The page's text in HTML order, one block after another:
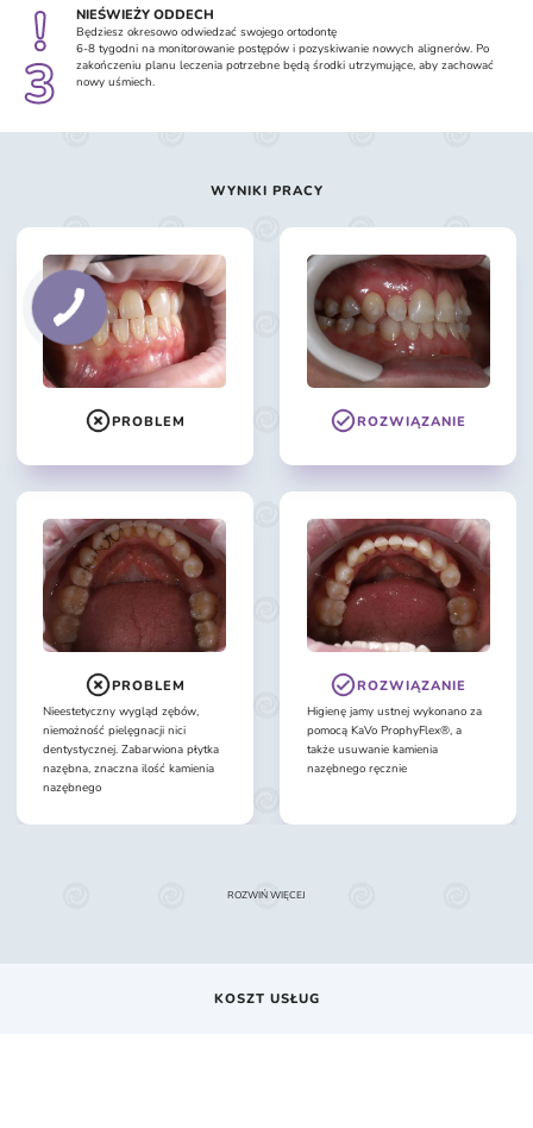
!
3
NIEŚWIEŻY ODDECH
Będziesz okresowo odwiedzać swojego ortodontę
6-8 tygodni na monitorowanie postępów i pozyskiwanie nowych alignerów. Po
zakończeniu planu leczenia potrzebne będą środki utrzymujące, aby zachować
nowy uśmiech.
WYNIKI PRACY
PROBLEM ROZWIĄZANIE
PROBLEM
Nieestetyczny wygląd zębów,
niemożność pielęgnacji nici
dentystycznej. Zabarwiona płytka
nazębna, znaczna ilość kamienia
nazębnego
ROZWIĄZANIE
Higienę jamy ustnej wykonano za
pomocą KaVo ProphyFlex®, a
także usuwanie kamienia
nazębnego ręcznie
ROZWIŃ WIĘCEJ
KOSZT USŁUG